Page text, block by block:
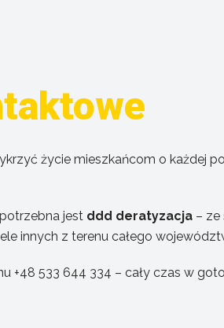
życie mieszkańcom o każdej
jest ddd deratyzacja –
innych z terenu całego
533 644 334 – cały czas w